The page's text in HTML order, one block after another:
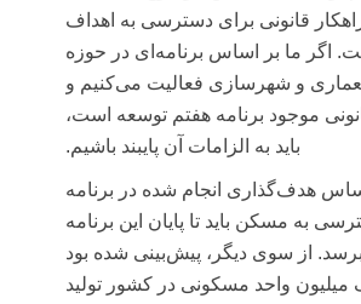
قانونی برای دسترسی به اهداف
اگر ما بر اساس برنامه‌ای در حوزه
و شهرسازی فعالیت می‌کنیم و
موجود برنامه هفتم توسعه است،
باید به الزامات آن پایبند باشیم.
هدف‌گذاری انجام شده در برنامه
به مسکن باید تا پایان این برنامه
سال برسد. از سوی دیگر، پیش‌بینی شده بود
میلیون واحد مسکونی در کشور تولید